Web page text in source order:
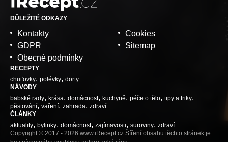
DŮLEŽITÉ ODKAZY
Kontakty
GDPR
Obecné podmínky
Cookies
Sitemap
RECEPTY
chuťovky polévky dorty
NÁVODY
babské rady krása domácnost kuchyně péče o tělo tipy a triky
pěstování vaření zahrada
zdraví
ČLÁNKY
aktuality bylinky domácnost zajímavosti suroviny zdraví
Copyright © 2017 - 2026 www.iRecept.cz Šíření obsahu těchto stránek je